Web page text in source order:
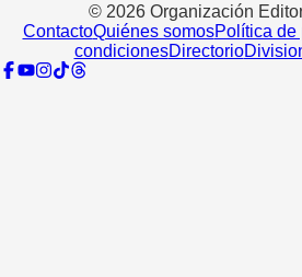
© 2026Organización
ContactoQuiénes somosPolítica de
condicionesDirectorio